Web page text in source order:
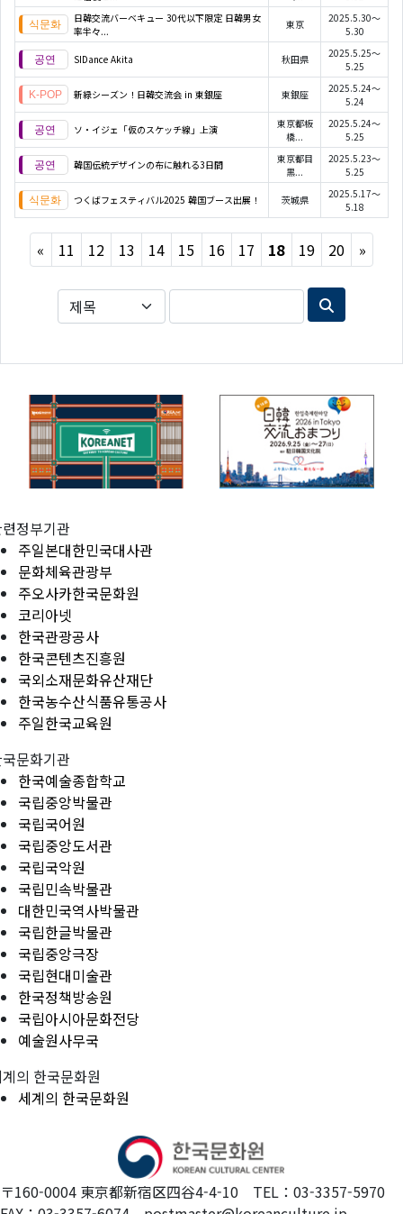
日韓交流バーベキュー 30代以下限定 日韓男女
率半々...
東京
2025.5.30～
5.30
SIDance Akita 秋田県
2025.5.25～
5.25
新緑シーズン！日韓交流会 in 東銀座 東銀座
2025.5.24～
5.24
ソ・イジェ「仮のスケッチ線」上演
東京都板
橋...
2025.5.24～
5.25
韓国伝統デザインの布に触れる3日間
東京都目
黒...
2025.5.23～
5.25
つくばフェスティバル2025 韓国ブース出展！ 茨城県
2025.5.17～
5.18
« Previous
11 12 13 14 15 16 17 18 19 20 »Next
정부기관
주일본대한민국대사관
문화체육관광부
주오사카한국문화원
코리아넷
한국관광공사
한국콘텐츠진흥원
국외소재문화유산재단
한국농수산식품유통공사
주일한국교육원
문화기관
한국예술종합학교
국립중앙박물관
국립국어원
국립중앙도서관
국립국악원
국립민속박물관
대한민국역사박물관
국립한글박물관
국립중앙극장
국립현대미술관
한국정책방송원
국립아시아문화전당
예술원사무국
의 한국문화원
세계의 한국문화원
〒160-0004 東京都新宿区四谷4-4-10 TEL：03-3357-5970